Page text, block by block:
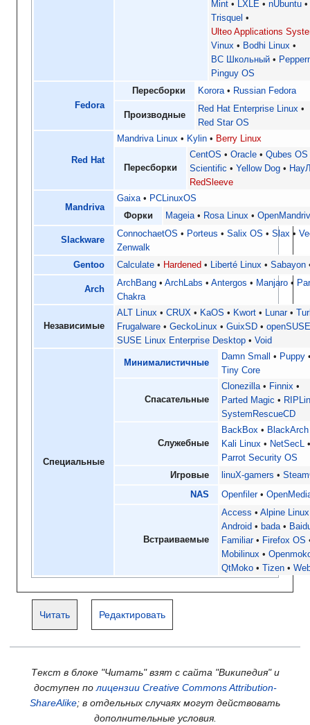
Mint LXLE
nUbuntu
Trisquel
Ulteo Applications
Vinux
Bodhi Linux
ВС Школьный
Pinguy OS
Fedora
Пересборки Korora Russian Fedora
Производные
Red Hat Enterprise Linux
Red Star OS
Red Hat
Mandriva Linux Kylin Berry Linux
Пересборки
CentOS Oracle
Qubes OS
Scientific
Yellow Dog
RedSleeve
Mandriva
Gaixa
PCLinuxOS
Форки
Mageia Rosa Linux
Slackware
ConnochaetOS Porteus Salix OS Slax
Zenwalk
Gentoo
Calculate Hardened Liberté Linux Sabayon
Arch
ArchBang ArchLabs Antergos Manjaro
Chakra
Независимые
ALT Linux CRUX KaOS Kwort Lunar
Frugalware
GeckoLinux GuixSD
SUSE Linux Enterprise Desktop
Void
Специальные
Минималистичные
Damn Small
Puppy
Tiny Core
Спасательные
Clonezilla
Finnix
Parted Magic
SystemRescueCD
Служебные
BackBox
BlackArch
Kali Linux
NetSecL
Parrot Security OS
Игровые
linuX-gamers
NAS
Openfiler
Встраиваемые
Access
Alpine Linux
Android
bada
Familiar
Firefox OS
Mobilinux
QtMoko
Tizen
Читать Редактировать
Текст в блоке "Читать" взят с сайта "Википедия" и
доступен полицензии Creative Commons Attribution-
ShareAlike; в отдельных случаях могут действовать
дополнительные условия.